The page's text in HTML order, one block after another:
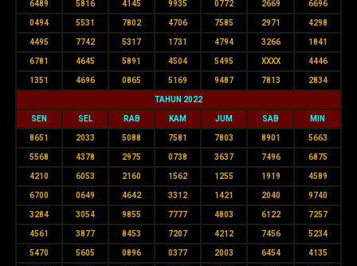
6489 5816 4145 9935 0772 2669 6696
0494 5531 7802 4706 7585 2971 4298
4495 7742 5317 1731 4794 3266 1841
6781 4645 5891 4504 5495 XXXX 4446
1351 4696 0865 5169 9487 7813 2834
TAHUN 2022
SEN SEL RAB KAM JUM SAB MIN
8651 2033 5088 7581 7803 8901 5663
5568 4378 2975 0738 3637 7496 6875
4210 6053 2160 1562 1255 1919 4589
6700 0649 4642 3312 1421 2040 9740
3284 3054 9855 7777 4803 6122 7257
4561 3877 8453 7207 4212 7456 5234
5470 5605 0896 0377 2003 6454 4135